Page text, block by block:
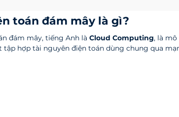
toán đám mây là gì?
đám mây, tiếng Anh là Cloud Computing, là
tập hợp tài nguyên điện toán dùng chung qua